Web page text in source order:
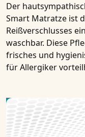
Der
Smart Matratze ist
Reißverschlusses
waschbar. Diese
frisches und
für Allergiker